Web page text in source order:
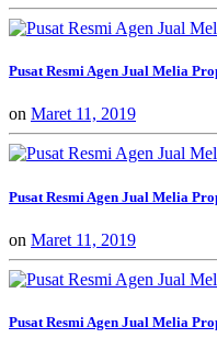
Pusat Resmi Agen Jual Melia
on Maret 11, 2019
Pusat Resmi Agen Jual Melia
on Maret 11, 2019
Pusat Resmi Agen Jual Melia